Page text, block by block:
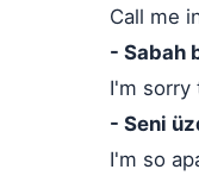
Call me
- Sabah
I'm sorry
- Seni
I'm so